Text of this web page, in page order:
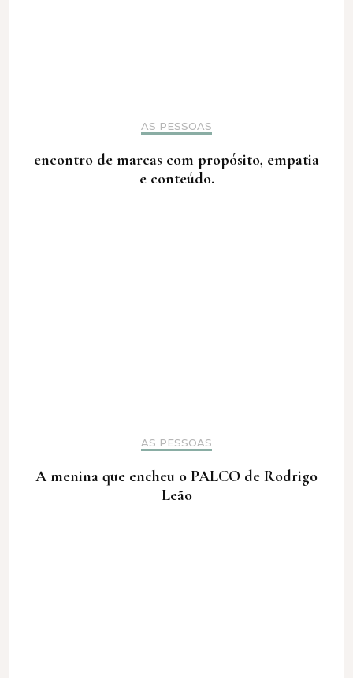
AS PESSOAS
encontro de marcas com propósito, empatia
e conteúdo.
AS PESSOAS
A menina que encheu o PALCO de Rodrigo
Leão